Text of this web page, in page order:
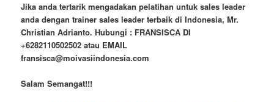
Jika anda tertarik mengadakan pelatihan untuk sales leader
anda dengan trainer sales leader terbaik di Indonesia, Mr.
Christian Adrianto. Hubungi : FRANSISCA DI
+6282110502502 atau EMAIL
fransisca@moivasiindonesia.com
Salam Semangat!!!